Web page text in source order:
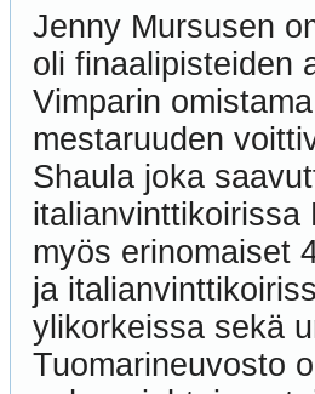
Jenny Mursusen
oli finaalipisteiden
Vimparin
mestaruuden
Shaula joka
italianvinttikoirissa
myös erinomaiset
ja
ylikorkeissa sekä
Tuomarineuvosto